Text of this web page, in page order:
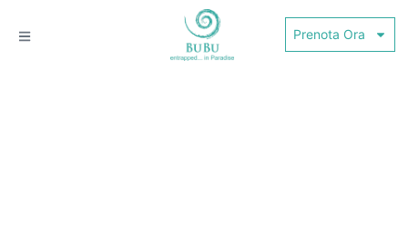
Prenota Ora